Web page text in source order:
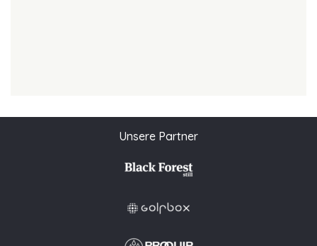
Unsere Partner